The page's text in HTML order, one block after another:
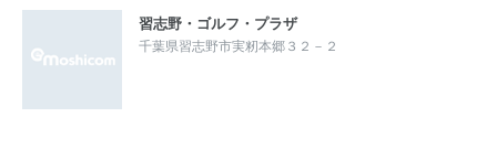
習志野・ゴルフ・プラザ
千葉県習志野市実籾本郷３２－２